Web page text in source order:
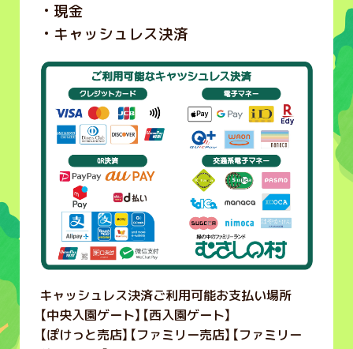
現金
キャッシュレス決済
キャッシュレス決済ご利用可能お支払い場所
【中央入園ゲート】【西入園ゲート】
【ぽけっと売店】【ファミリー売店】【ファミリー